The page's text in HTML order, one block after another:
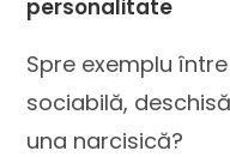
personalitate
Spre exemplu
sociabilă,
una narcisică?